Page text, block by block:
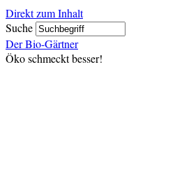
Direkt zum Inhalt
Suche
Der Bio-Gärtner
Öko schmeckt besser!